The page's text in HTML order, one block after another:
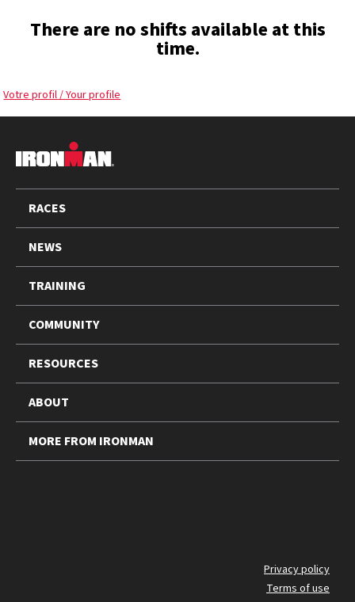
There are no shifts available at this
time.
Votre profil / Your profile
FOOTER
RACES
NEWS
TRAINING
COMMUNITY
RESOURCES
ABOUT
MORE FROM IRONMAN
Privacy policy
Terms of use